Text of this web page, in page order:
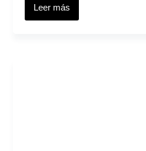
Leer más